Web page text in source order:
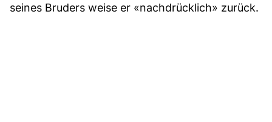
seines Bruders weise er «nachdrücklich» zurück.